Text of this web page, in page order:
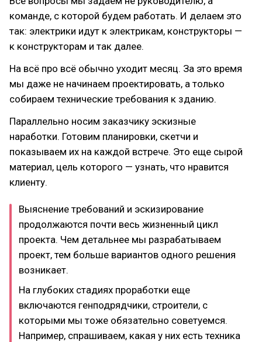
команде, с которой будем работать. И делаем это
так: электрики идут к электрикам, конструкторы —
к конструкторам и так далее.
На всё про всё обычно уходит месяц. За это время
мы даже не начинаем проектировать, а только
собираем технические требования к зданию.
Параллельно носим заказчику эскизные
наработки. Готовим планировки, скетчи и
показываем их на каждой встрече. Это еще сырой
материал, цель которого — узнать, что нравится
клиенту.
Выяснение требований и эскизирование
продолжаются почти весь жизненный цикл
проекта. Чем детальнее мы разрабатываем
проект, тем больше вариантов одного решения
возникает.
На глубоких стадиях проработки еще
включаются генподрядчики, строители, с
которыми мы тоже обязательно советуемся.
Например, спрашиваем, какая у них есть техника